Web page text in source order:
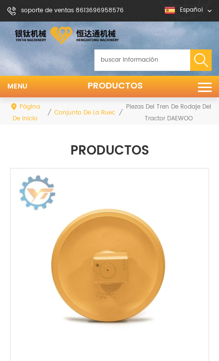
soporte de ventas 8613696958576 Español
PRODUCTOS
MENU
Página
De Inicio
/ Conjunto De La Rueda Delantera
/
Piezas Del Tren De Rodaje Del
Tractor DAEWOO
PRODUCTOS